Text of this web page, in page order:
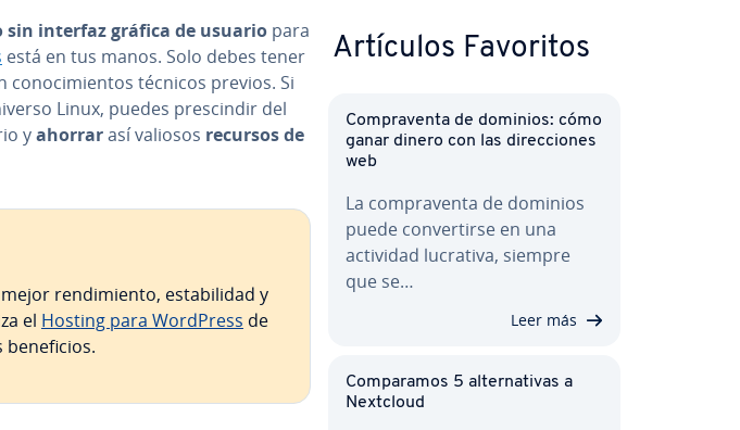
sin interfaz gráfica de usuario para
está en tus manos. Solo debes tener
co­no­ci­mie­n­tos técnicos previos. Si
Linux, puedes pre­s­ci­n­dir del
yahorrarasí valiosos recursos de
re­n­di­mie­n­to, es­ta­bi­li­dad y
el Hosting para WordPress de
be­ne­fi­cios.
Artículos Favoritos
Co­m­pra­ve­n­ta de dominios: cómo
ganar dinero con las di­re­c­cio­nes
web
La co­m­pra­ve­n­ta de dominios
puede co­n­ve­r­ti­r­se en una
actividad lucrativa, siempre
que se…
Leer más
Co­m­pa­ra­mos 5 al­te­r­na­ti­vas a
Nextcloud